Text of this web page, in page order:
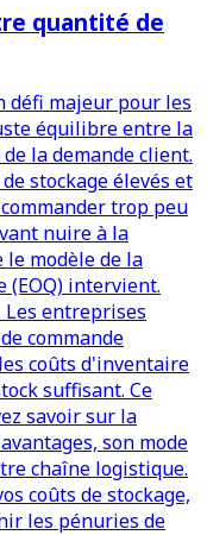
quantité de
défi majeur pour les
équilibre entre la
la demande client.
stockage élevés et
trop peu
nuire à la
le modèle de la
(EOQ) intervient.
entreprises
commande
coûts d'inventaire
suffisant. Ce
savoir sur la
son mode
chaîne logistique.
coûts de stockage,
les pénuries de